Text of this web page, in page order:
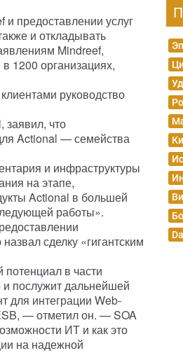
предоставлении услуг
и откладывать
Mindreef,
1200 организациях,
руководство
заявил, что
Actional — семейства
и инфраструктуры
на этапе,
Actional в большей
работы».
сделку «гигантским
потенциал в части
и послужит дальнейшей
для интеграции Web-
— отметил он. — SOA
ИТ и как это
на надежной